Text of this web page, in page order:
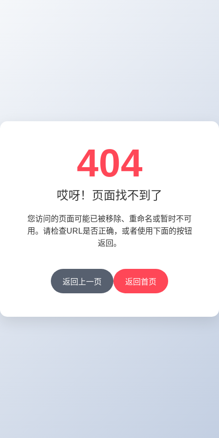
404
哎呀！页面找不到了
您访问的页面可能已被移除、重命名或暂时不可
用。请检查URL是否正确，或者使用下面的按钮
返回。
返回上一页 返回首页